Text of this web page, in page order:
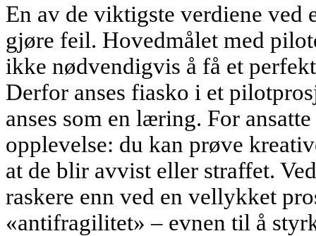
En av de viktigste verdiene ved
gjøre feil. Hovedmålet med
ikke nødvendigvis å få et
Derfor anses fiasko i et
anses som en læring. For
opplevelse: du kan prøve
at de blir avvist eller straffet.
raskere enn ved en vellykket
«antifragilitet» – evnen til å